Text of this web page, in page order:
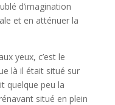
d’imagination
et en atténuer la
yeux, c’est le
là il était situé sur
quelque peu la
situé en plein